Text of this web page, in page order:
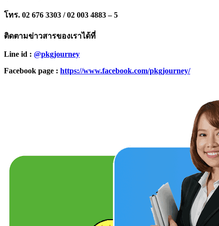
โทร. 02 676 3303 / 02 003 4883 – 5
ติดตามข่าวสารของเราได้ที่
Line id : @pkgjourney
Facebook page : https://www.facebook.com/pkgjourney/